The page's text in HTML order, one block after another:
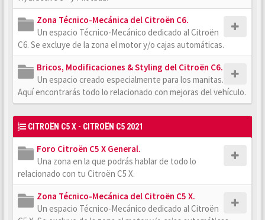
Zona Técnico-Mecánica del Citroën C6.
Un espacio Técnico-Mecánico dedicado al Citroën
C6. Se excluye de la zona el motor y/o cajas automáticas.
Bricos, Modificaciones & Styling del Citroën C6.
Un espacio creado especialmente para los manitas.
Aquí encontrarás todo lo relacionado con mejoras del vehículo.
CITROËN C5 X - CITROËN C5 2021
Foro Citroën C5 X General.
Una zona en la que podrás hablar de todo lo
relacionado con tu Citroën C5 X.
Zona Técnico-Mecánica del Citroën C5 X.
Un espacio Técnico-Mecánico dedicado al Citroën